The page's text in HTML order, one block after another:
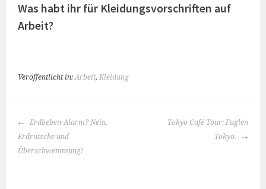
Was habt ihr für Kleidungsvorschriften auf
Arbeit?
Veröffentlicht in:Arbeit,Kleidung
BEITRAGS-
NAVIGATION
Erdbeben-Alarm? Nein,
Erdrutsche und
Überschwemmung!
Tokyo Café Tour: Fuglen
Tokyo.